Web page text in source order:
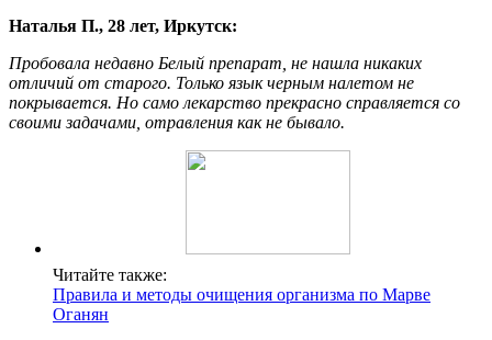
Наталья П., 28 лет, Иркутск:
Пробовала недавно Белый препарат, не нашла никаких
отличий от старого. Только язык черным налетом не
покрывается. Но само лекарство прекрасно справляется со
своими задачами, отравления как не бывало.
Читайте также:
Правила и методы очищения организма по Марве
Оганян